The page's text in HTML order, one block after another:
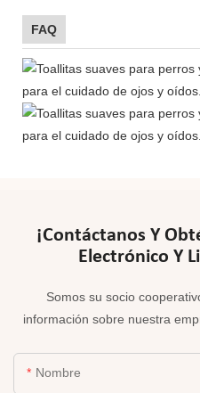
FAQ
¡Contáctanos Y
Electrónico Y
Somos su socio
información sobre nuestra
Nombre